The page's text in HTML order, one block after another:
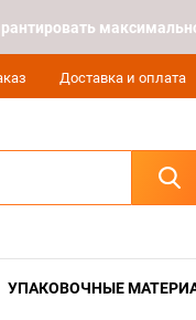
Доставка и оплата
УПАКОВОЧНЫЕ